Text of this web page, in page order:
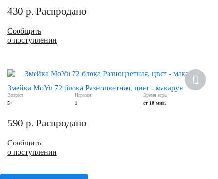
430 р. Распродано
Сообщить
о поступлении
Змейка MoYu 72 блока Разноцветная, цвет - макарун
Возраст
5+
Игроков
1
Время игры
от 10 мин.
590 р. Распродано
Сообщить
о поступлении